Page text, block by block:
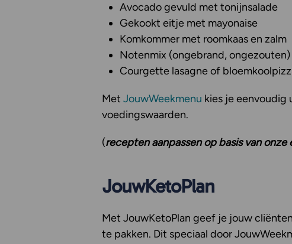
Avocado gevuld met tonijnsalade
Gekookt eitje met mayonaise
Komkommer met roomkaas en zalm
Notenmix (ongebrand, ongezouten)
Courgette lasagne of
Met JouwWeekmenu kies je
voedingswaarden.
(recepten aanpassen op basis van
JouwKetoPlan
Met JouwKetoPlan geef je jouw
te pakken. Dit speciaal door